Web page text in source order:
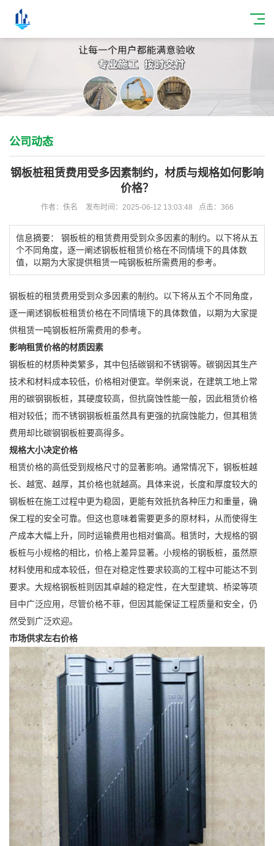
公司动态
钢板桩租赁费用受多因素制约，材质与规格如何影响
价格？
作者：佚名 发布时间：2025-06-12 13:03:48 点击：366
信息摘要： 钢板桩的租赁费用受到众多因素的制约。以下将从五
个不同角度，逐一阐述钢板桩租赁价格在不同情境下的具体数
值，以期为大家提供租赁一吨钢板桩所需费用的参考。
钢板桩的租赁费用受到众多因素的制约。以下将从五个不同角度，
逐一阐述钢板桩租赁价格在不同情境下的具体数值，以期为大家提
供租赁一吨钢板桩所需费用的参考。
影响租赁价格的材质因素
钢板桩的材质种类繁多，其中包括碳钢和不锈钢等。碳钢因其生产
技术和材料成本较低，价格相对便宜。举例来说，在建筑工地上常
用的碳钢钢板桩，其硬度较高，但抗腐蚀性能一般，因此租赁价格
相对较低；而不锈钢钢板桩虽然具有更强的抗腐蚀能力，但其租赁
费用却比碳钢钢板桩要高得多。
规格大小决定价格
租赁价格的高低受到规格尺寸的显著影响。通常情况下，钢板桩越
长、越宽、越厚，其价格也就越高。具体来说，长度和厚度较大的
钢板桩在施工过程中更为稳固，更能有效抵抗各种压力和重量，确
保工程的安全可靠。但这也意味着需要更多的原材料，从而使得生
产成本大幅上升，同时运输费用也相对偏高。租赁时，大规格的钢
板桩与小规格的相比，价格上差异显著。小规格的钢板桩，虽然原
材料使用和成本较低，但在对稳定性要求较高的工程中可能达不到
要求。大规格钢板桩则因其卓越的稳定性，在大型建筑、桥梁等项
目中广泛应用，尽管价格不菲，但因其能保证工程质量和安全，仍
然受到广泛欢迎。
市场供求左右价格